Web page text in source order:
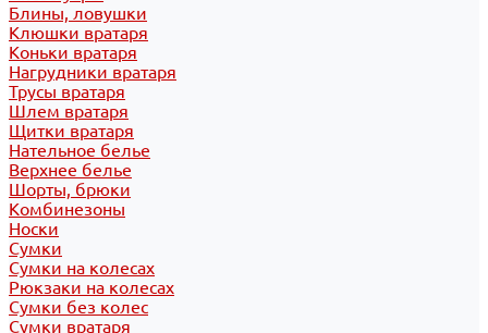
Блины, ловушки
Клюшки вратаря
Коньки вратаря
Нагрудники вратаря
Трусы вратаря
Шлем вратаря
Щитки вратаря
Нательное белье
Верхнее белье
Шорты, брюки
Комбинезоны
Носки
Сумки
Сумки на колесах
Рюкзаки на колесах
Сумки без колес
Сумки вратаря